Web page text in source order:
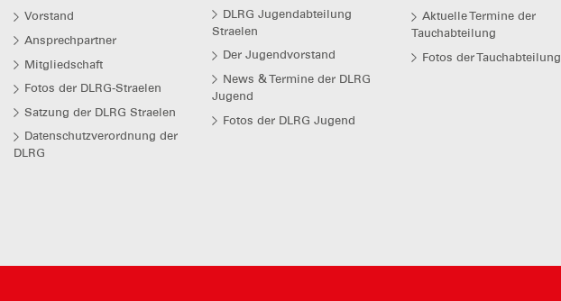
Vorstand
Ansprechpartner
Mitgliedschaft
Fotos der DLRG-Straelen
Satzung der DLRG Straelen
Datenschutzverordnung der
DLRG
DLRG Jugendabteilung
Straelen
Der Jugendvorstand
News & Termine der DLRG
Jugend
Fotos der DLRG Jugend
Aktuelle Termine der
Tauchabteilung
Fotos der Tauchabteilung